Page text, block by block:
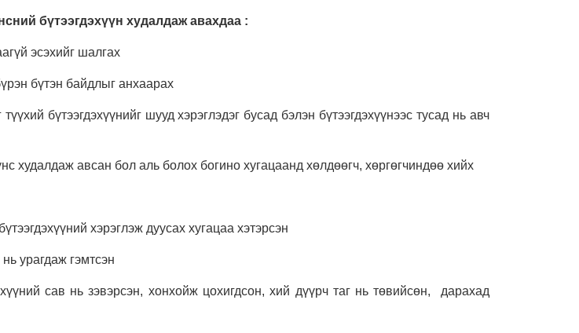
бүтээгдэхүүн худалдаж авахдаа :
эсэхийг шалгах
бүтэн байдлыг анхаарах
бүтээгдэхүүнийг шууд хэрэглэдэг бусад бэлэн бүтээгдэхүүнээс тусад нь авч
худалдаж авсан бол аль болох богино хугацаанд хөлдөөгч, хөргөгчиндөө хийх
хэрэглэж дуусах хугацаа хэтэрсэн
урагдаж гэмтсэн
сав нь зэвэрсэн, хонхойж цохигдсон, хий дүүрч таг нь төвийсөн, дарахад